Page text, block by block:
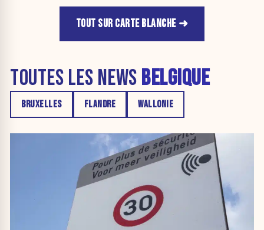
TOUT SUR CARTE BLANCHE
TOUTES LES NEWS BELGIQUE
BRUXELLES FLANDRE WALLONIE